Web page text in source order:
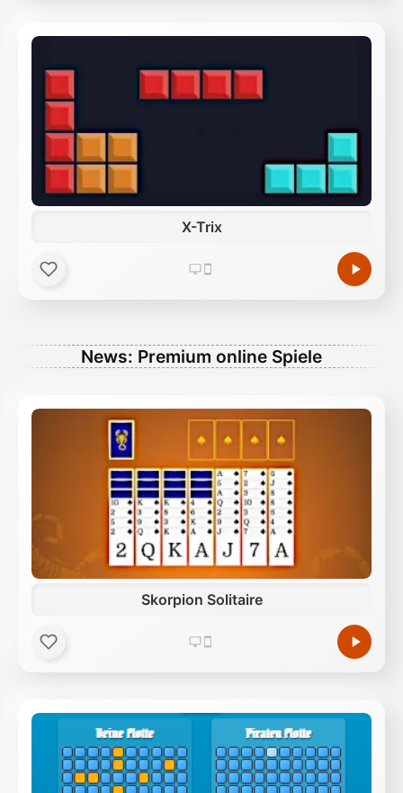
X-Trix
News: Premium online Spiele
Skorpion Solitaire